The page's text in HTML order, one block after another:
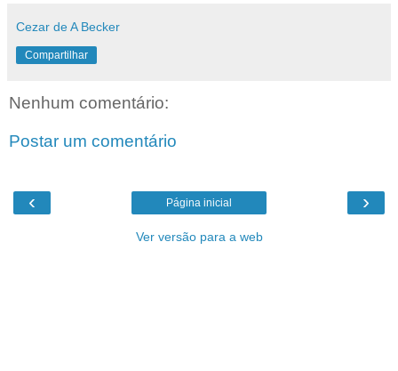
Cezar de A Becker
Compartilhar
Nenhum comentário:
Postar um comentário
‹ ›
Página inicial
Ver versão para a web